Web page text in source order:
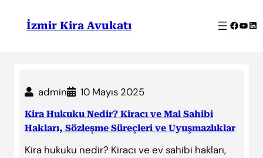
İzmir Kira Avukatı
admin 10 Mayıs 2025
Kira Hukuku Nedir? Kiracı ve Mal Sahibi
Hakları, Sözleşme Süreçleri ve Uyuşmazlıklar
Kira hukuku nedir? Kiracı ve ev sahibi hakları,